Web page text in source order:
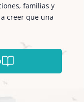
familias y
creer que una